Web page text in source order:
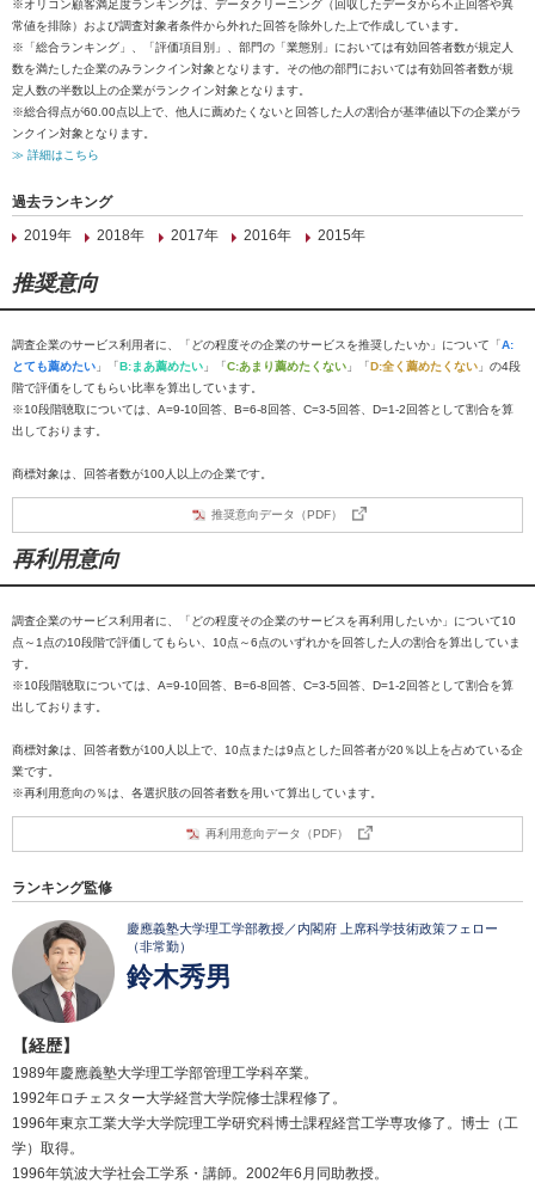
※オリコン顧客満足度ランキングは、データクリーニング（回収したデータから不正回答や異
常値を排除）および調査対象者条件から外れた回答を除外した上で作成しています。
※「総合ランキング」、「評価項目別」、部門の「業態別」においては有効回答者数が規定人
数を満たした企業のみランクイン対象となります。その他の部門においては有効回答者数が規
定人数の半数以上の企業がランクイン対象となります。
※総合得点が60.00点以上で、他人に薦めたくないと回答した人の割合が基準値以下の企業がラ
ンクイン対象となります。
≫ 詳細はこちら
過去ランキング
2019年
2018年 2017年 2016年 2015年
推奨意向
調査企業のサービス利用者に、「どの程度その企業のサービスを推奨したいか」について「A:
とても薦めたい 」「B:まあ薦めたい 」「C:あまり薦めたくない 」「D:全く薦めたくない 」の4段
階で評価をしてもらい比率を算出しています。
※10段階聴取については、A=9-10回答、B=6-8回答、C=3-5回答、D=1-2回答として割合を算
出しております。
商標対象は、回答者数が100人以上の企業です。
推奨意向データ（PDF）
再利用意向
調査企業のサービス利用者に、「どの程度その企業のサービスを再利用したいか」について10
点～1点の10段階で評価してもらい、10点～6点のいずれかを回答した人の割合を算出していま
す。
※10段階聴取については、A=9-10回答、B=6-8回答、C=3-5回答、D=1-2回答として割合を算
出しております。
商標対象は、回答者数が100人以上で、10点または9点とした回答者が20％以上を占めている企
業です。
※再利用意向の％は、各選択肢の回答者数を用いて算出しています。
再利用意向データ（PDF）
ランキング監修
慶應義塾大学理工学部教授／内閣府 上席科学技術政策フェロー
（非常勤）
鈴木秀男
【経歴】
1989年慶應義塾大学理工学部管理工学科卒業。
1992年ロチェスター大学経営大学院修士課程修了。
1996年東京工業大学大学院理工学研究科博士課程経営工学専攻修了。博士（工
学）取得。
1996年筑波大学社会工学系・講師。2002年6月同助教授。